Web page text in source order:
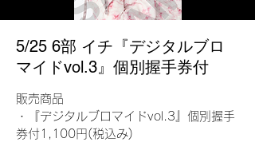
5/25 6部 イチ『デジタルブロ
マイドvol.3』個別握手券付
販売商品
・『デジタルブロマイドvol.3』個別握手
券付1,100円(税込み)